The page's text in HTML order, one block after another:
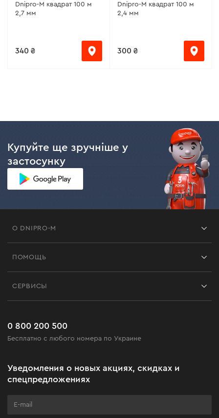
Dnipro-M квадрат 100 м
2,7 мм
340 ₴
Dnipro-M квадрат 100 м
2,4 мм
300 ₴
Купуйте ще зручніше у
застосунку
О DNIPRO-M
Черная пятница
Клуб мастерства
ПОМОЩЬ
Часто задаваемые вопросы
СЕРВИСЫ
0 800 200 500
Бесплатно с любого номера по Украине
Уведомления о новых акциях, скидках и
спецпредложениях